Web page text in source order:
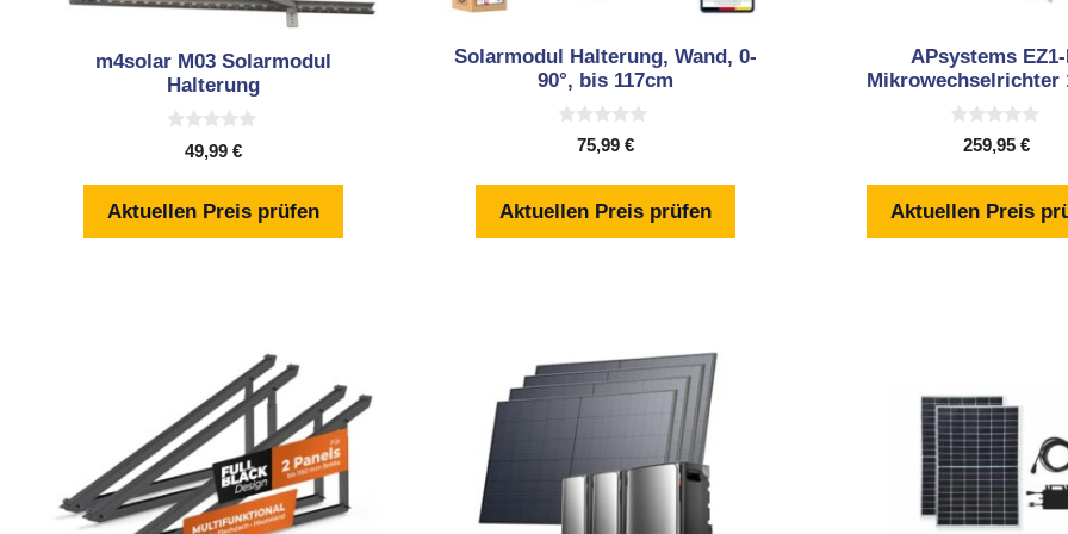
m4solar M03 Solarmodul
Halterung
5
49,99€
Aktuellen Preis prüfen
Solarmodul Halterung, Wand, 0-
90°, bis 117cm
n
5
75,99 €
Aktuellen Preis prüfen
APsystems EZ1-
Mikrowechselrichter
n
5
259,95€
Aktuellen Preis